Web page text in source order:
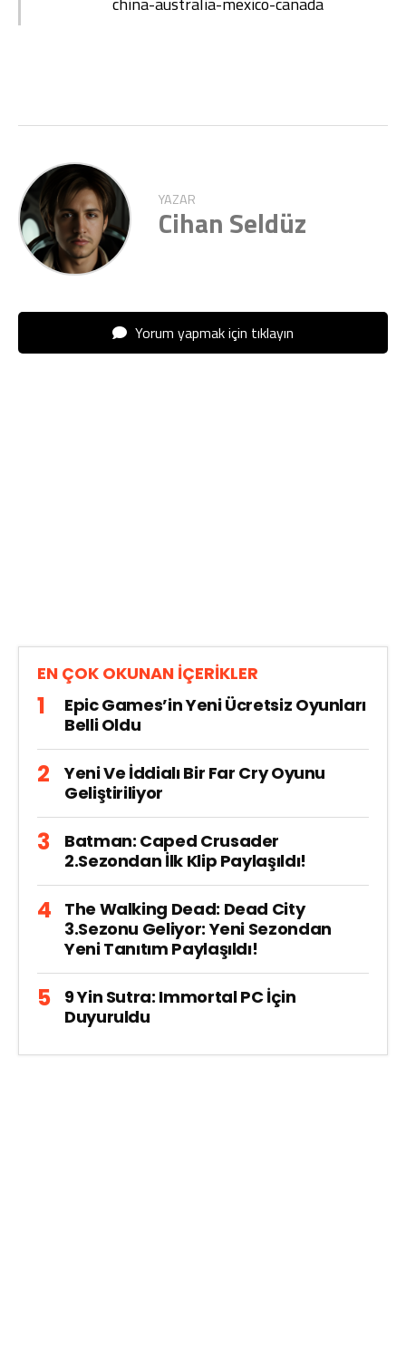
YAZAR
Cihan Seldüz
Yorum yapmak için tıklayın
EN ÇOK OKUNAN İÇERİKLER
Epic Games’in Yeni Ücretsiz Oyunları
Belli Oldu
Yeni Ve İddialı Bir Far Cry Oyunu
Geliştiriliyor
Batman: Caped Crusader
2.Sezondan İlk Klip Paylaşıldı!
The Walking Dead: Dead City
3.Sezonu Geliyor: Yeni Sezondan
Yeni Tanıtım Paylaşıldı!
9 Yin Sutra: Immortal PC İçin
Duyuruldu